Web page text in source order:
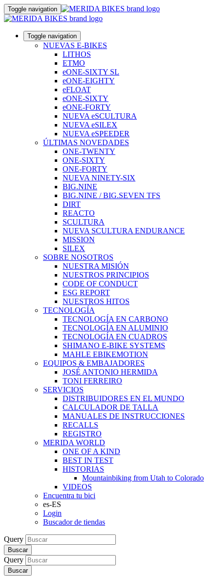
Toggle navigation
Toggle navigation
NUEVAS E-BIKES
LITHOS
ETMO
eONE-SIXTY SL
eONE-EIGHTY
eFLOAT
eONE-SIXTY
eONE-FORTY
NUEVA eSCULTURA
NUEVA eSILEX
NUEVA eSPEEDER
ÚLTIMAS NOVEDADES
ONE-TWENTY
ONE-SIXTY
ONE-FORTY
NUEVA NINETY-SIX
BIG.NINE
BIG.NINE / BIG.SEVEN TFS
DIRT
REACTO
SCULTURA
NUEVA SCULTURA ENDURANCE
MISSION
SILEX
SOBRE NOSOTROS
NUESTRA MISIÓN
NUESTROS PRINCIPIOS
CODE OF CONDUCT
ESG REPORT
NUESTROS HITOS
TECNOLOGÍA
TECNOLOGÍA EN CARBONO
TECNOLOGÍA EN ALUMINIO
TECNOLOGÍA EN CUADROS
SHIMANO E-BIKE SYSTEMS
MAHLE EBIKEMOTION
EQUIPOS & EMBAJADORES
JOSÉ ANTONIO HERMIDA
TONI FERREIRO
SERVICIOS
DISTRIBUIDORES EN EL MUNDO
CALCULADOR DE TALLA
MANUALES DE INSTRUCCIONES
RECALLS
REGISTRO
MERIDA WORLD
ONE OF A KIND
BEST IN TEST
HISTORIAS
Mountainbiking from Utah to Colorado
VIDEOS
Encuentra tu bici
es-ES
Login
Buscador de tiendas
Query
Buscar
Query
Buscar